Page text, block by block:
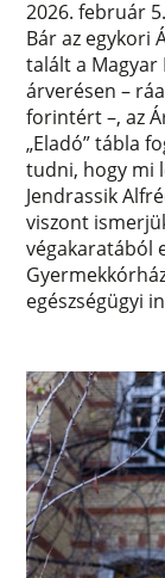
2026. február
Bár az egykori
talált a Magyar
árverésen –
forintért –, az
„Eladó” tábla
tudni, hogy mi
Jendrassik
viszont
végakaratából
egészségügyi